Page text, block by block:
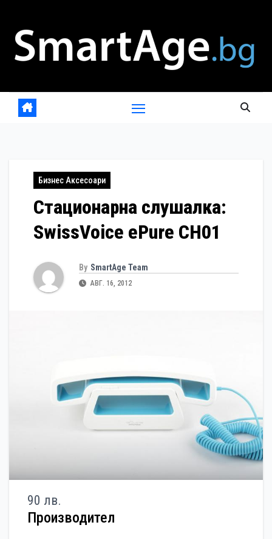
content
Бизнес Аксесоари
Стационарна слушалка:
SwissVoice ePure CH01
By SmartAge Team
АВГ. 16, 2012
90 лв.
Производител